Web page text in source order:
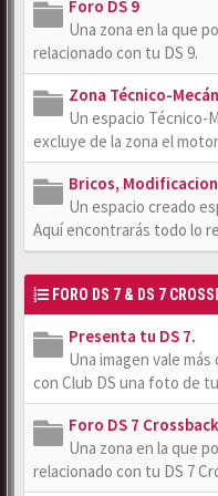
Foro DS 9
Una zona en la que
relacionado con tu DS 9.
Zona Técnico-
Un espacio Técnico-
excluye de la zona el
Bricos,
Un espacio creado
Aquí encontrarás todo lo
FORO DS 7 & DS 7
Presenta tu DS 7.
Una imagen vale
con Club DS una foto de
Foro DS 7
Una zona en la que
relacionado con tu DS 7